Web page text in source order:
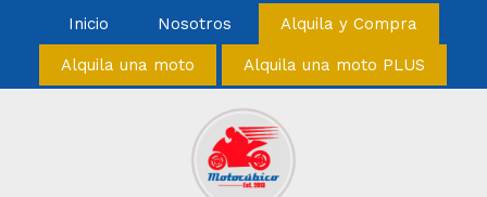
Inicio Nosotros Alquila y Compra
Alquila una moto Alquila una moto PLUS